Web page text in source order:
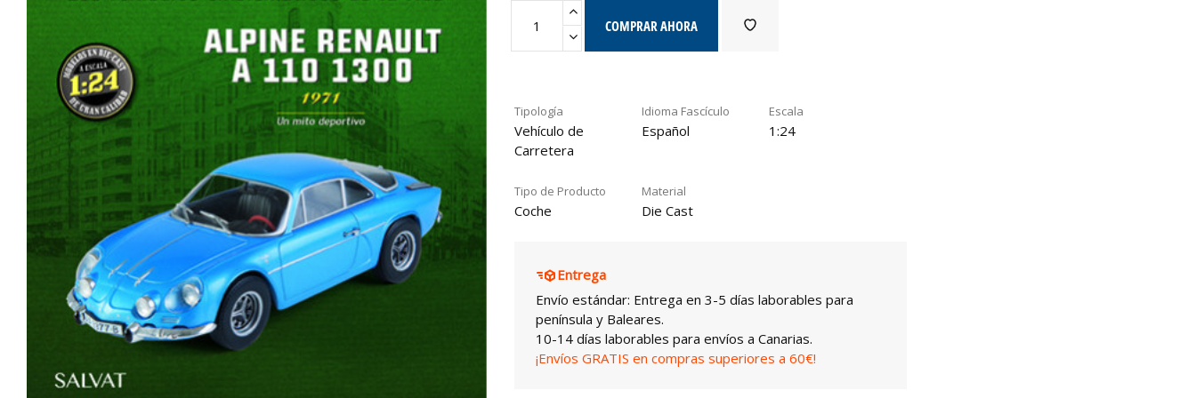
COMPRAR AHORA
Tipología
Vehículo de
Carretera
Idioma Fascículo
Español
Escala
1:24
Tipo de Producto
Coche
Material
Die Cast
Entrega
Envío estándar: Entrega en 3-5 días laborables para
península y Baleares.
10-14 días laborables para envíos a Canarias.
¡Envíos GRATIS en compras superiores a 60€!